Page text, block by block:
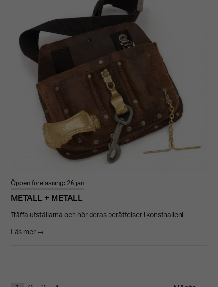
Öppen föreläsning: 26 jan
METALL + METALL
Träffa utställarna och hör deras berättelser i konsthallen!
Läs mer →